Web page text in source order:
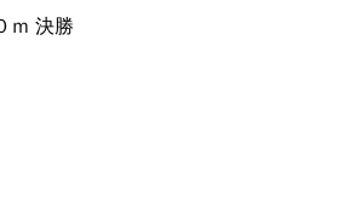
ｍ 決勝